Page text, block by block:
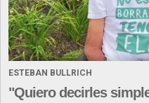
ESTEBAN BULLRICH
"Quiero decirles